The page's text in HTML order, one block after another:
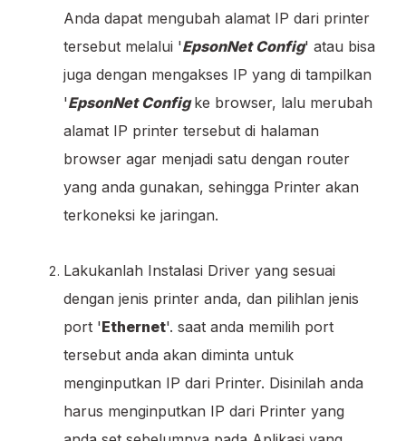
Anda dapat mengubah alamat IP dari printer
tersebut melalui 'EpsonNet Config' atau bisa
juga dengan mengakses IP yang di tampilkan
'EpsonNet Configke browser, lalu merubah
alamat IP printer tersebut di halaman
browser agar menjadi satu dengan router
yang anda gunakan, sehingga Printer akan
terkoneksi ke jaringan.
Lakukanlah Instalasi Driver yang sesuai
dengan jenis printer anda, dan pilihlan jenis
port 'Ethernet'. saat anda memilih port
tersebut anda akan diminta untuk
menginputkan IP dari Printer. Disinilah anda
harus menginputkan IP dari Printer yang